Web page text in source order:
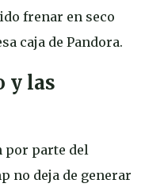
frenar en seco
caja de Pandora.
y las
por parte del
no deja de generar